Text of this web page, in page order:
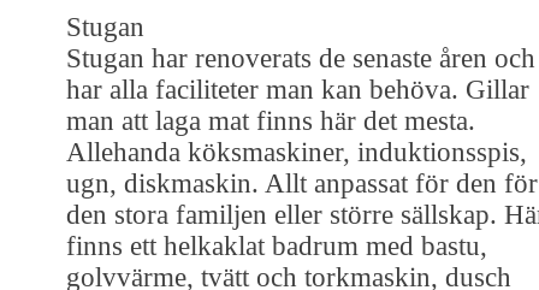
Stugan
Stugan har renoverats de senaste åren och
har alla faciliteter man kan behöva. Gillar
man att laga mat finns här det mesta.
Allehanda köksmaskiner, induktionsspis,
ugn, diskmaskin. Allt anpassat för den för
den stora familjen eller större sällskap.
finns ett helkaklat badrum med bastu,
golvvärme, tvätt och torkmaskin, dusch